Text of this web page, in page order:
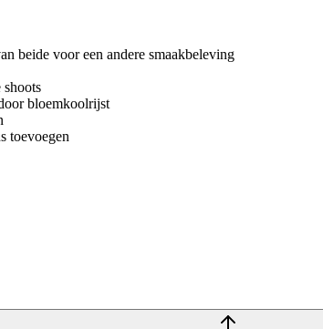
beide voor een andere smaakbeleving
bloemkoolrijst
toevoegen